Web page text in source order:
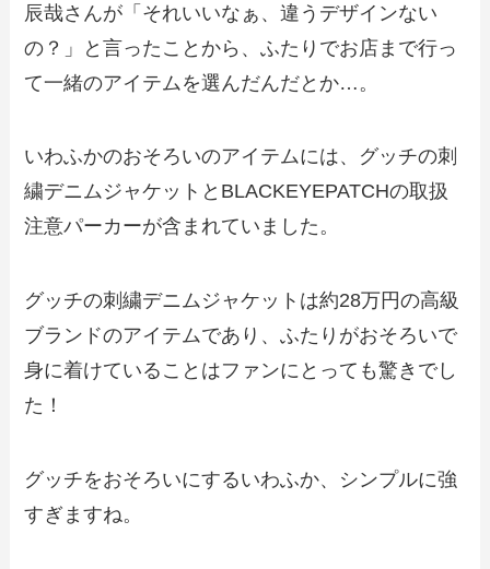
辰哉さんが「それいいなぁ、違うデザインない
の？」と言ったことから、ふたりでお店まで行っ
て一緒のアイテムを選んだんだとか…。
いわふかのおそろいのアイテムには、グッチの刺
繍デニムジャケットとBLACKEYEPATCHの取扱
注意パーカーが含まれていました。
グッチの刺繍デニムジャケットは約28万円の高級
ブランドのアイテムであり、ふたりがおそろいで
身に着けていることはファンにとっても驚きでし
た！
グッチをおそろいにするいわふか、シンプルに強
すぎますね。